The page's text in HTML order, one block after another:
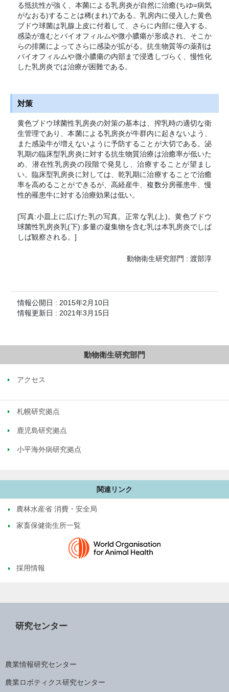
る抵抗性が強く、本菌による乳房炎が自然に治癒(ちゆ=病気
がなおる)することは稀(まれ)である。乳房内に侵入した黄色
ブドウ球菌は乳腺上皮に付着して、さらに内部に侵入する。
感染が進むとバイオフィルムや微小膿瘍が形成され、そこか
らの排菌によってさらに感染が拡がる。抗生物質等の薬剤は
バイオフィルムや微小膿瘍の内部まで浸透しづらく、慢性化
した乳房炎では治療が困難である。
対策
黄色ブドウ球菌性乳房炎の対策の基本は、搾乳時の適切な衛
生管理であり、本菌による乳房炎が牛群内に起きないよう、
また感染牛が増えないように予防することが大切である。泌
乳期の臨床型乳房炎に対する抗生物質治療は治癒率が低いた
め、潜在性乳房炎の段階で発見し、治療することが望まし
い。臨床型乳房炎に対しては、乾乳期に治療することで治癒
率を高めることができるが、高経産牛、複数分房罹患牛、慢
性的罹患牛に対する治療効果は低い。
[写真:小皿上に広げた乳の写真。正常な乳(上)。黄色ブドウ
球菌性乳房炎乳(下):多量の凝集物を含む乳は本乳房炎でしば
しば観察される。]
動物衛生研究部門 : 渡部淳
情報公開日 : 2015年2月10日
情報更新日 : 2021年3月15日
動物衛生研究部門
アクセス
札幌研究拠点
鹿児島研究拠点
小平海外病研究拠点
関連リンク
農林水産省 消費・安全局
家畜保健衛生所一覧
採用情報
研究センター
農業情報研究センター
農業ロボティクス研究センター